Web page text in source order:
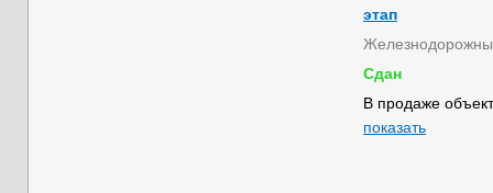
этап
Сдан
В продаже
показать